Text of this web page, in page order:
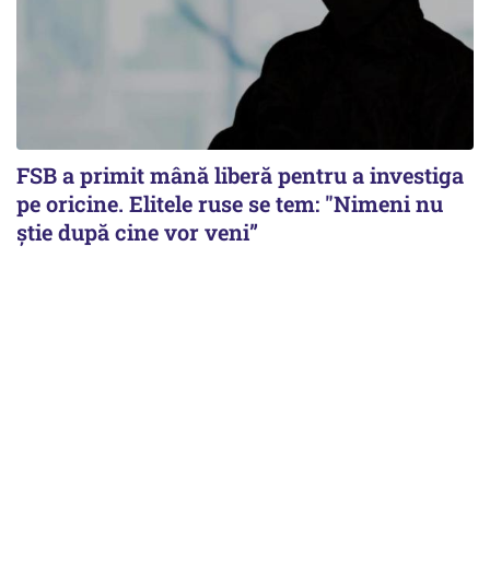
FSB a primit mână liberă pentru a investiga
pe oricine. Elitele ruse se tem: "Nimeni nu
știe după cine vor veni”